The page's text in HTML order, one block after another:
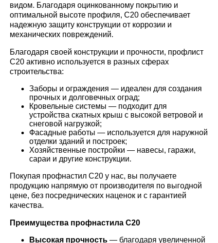
видом. Благодаря оцинкованному покрытию и
оптимальной высоте профиля, С20 обеспечивает
надежную защиту конструкции от коррозии и
механических повреждений.
Благодаря своей конструкции и прочности, профлист
С20 активно используется в разных сферах
строительства:
Заборы и ограждения — идеален для создания
прочных и долговечных оград;
Кровельные системы — подходит для
устройства скатных крыш с высокой ветровой и
снеговой нагрузкой;
Фасадные работы — используется для наружной
отделки зданий и построек;
Хозяйственные постройки — навесы, гаражи,
сараи и другие конструкции.
Покупая профнастил С20 у нас, вы получаете
продукцию напрямую от производителя по выгодной
цене, без посреднических наценок и с гарантией
качества.
Преимущества профнастила С20
Высокая прочность — благодаря увеличенной